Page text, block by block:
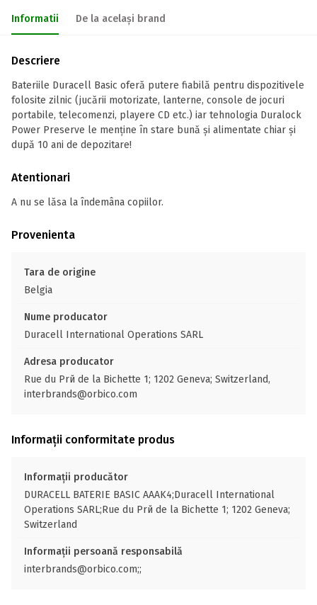
Informatii De la același brand
Descriere
Bateriile Duracell Basic oferă putere fiabilă pentru dispozitivele
folosite zilnic (jucării motorizate, lanterne, console de jocuri
portabile, telecomenzi, playere CD etc.) iar tehnologia Duralock
Power Preserve le menține în stare bună și alimentate chiar și
după 10 ani de depozitare!
Atentionari
A nu se lăsa la îndemâna copiilor.
Provenienta
Tara de origine
Belgia
Nume producator
Duracell International Operations SARL
Adresa producator
Rue du Prй de la Bichette 1; 1202 Geneva; Switzerland,
interbrands@orbico.com
Informații conformitate produs
Informații producător
DURACELL BATERIE BASIC AAAK4;Duracell International
Operations SARL;Rue du Prй de la Bichette 1; 1202 Geneva;
Switzerland
Informații persoană responsabilă
interbrands@orbico.com;;